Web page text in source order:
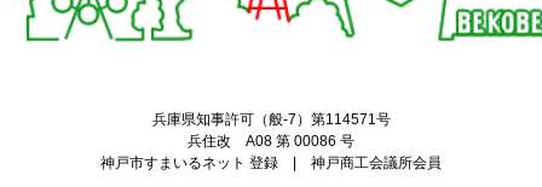
兵庫県知事許可（般-7）第114571号
兵住改 A08 第 00086 号
神戸市すまいるネット 登録 | 神戸商工会議所会員